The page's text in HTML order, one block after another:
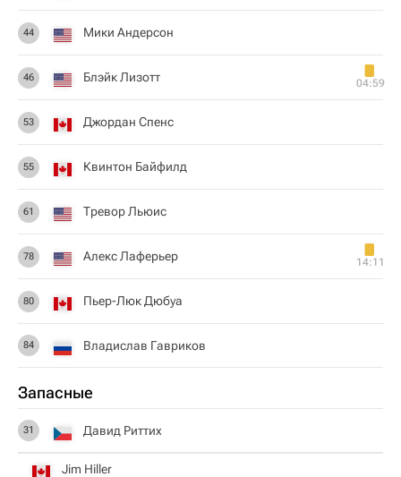
44 Мики Андерсон
46 Блэйк Лизотт 04:59
53 Джордан Спенс
55 Квинтон Байфилд
61 Тревор Льюис
78 Алекс Лаферьер 14:11
80 Пьер-Люк Дюбуа
84 Владислав Гавриков
Запасные
31 Давид Риттих
Jim Hiller